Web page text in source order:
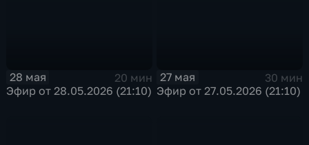
28 мая
20 мин
Эфир от 28.05.2026 (21:10)
27 мая
30 мин
Эфир от 27.05.2026 (21:10)